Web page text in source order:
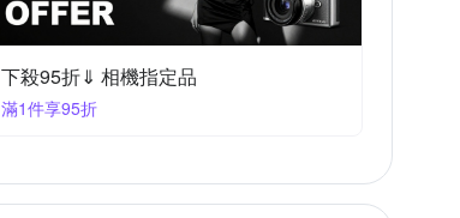
下殺95折⇓ 相機指定品
滿1件享95折